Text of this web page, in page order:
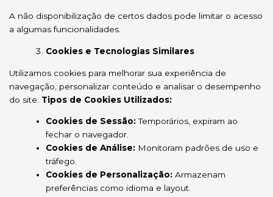
A não disponibilização de certos dados pode limitar o acesso
a algumas funcionalidades.
Cookies e Tecnologias Similares
Utilizamos cookies para melhorar sua experiência de
navegação, personalizar conteúdo e analisar o desempenho
do site. Tipos de Cookies Utilizados:
Cookies de Sessão:Temporários, expiram ao
fechar o navegador.
Cookies de Análise: Monitoram padrões de uso e
tráfego.
Cookies de Personalização: Armazenam
preferências como idioma e layout.